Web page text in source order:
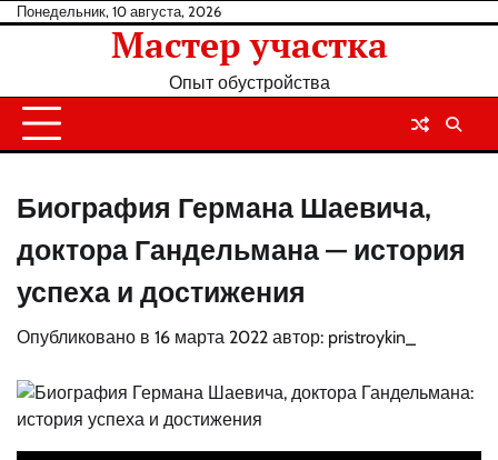
Перейти
Понедельник, 10 августа, 2026
Мастер участка
Опыт обустройства
Биография Германа Шаевича,
доктора Гандельмана — история
успеха и достижения
Опубликовано в 16 марта 2022 автор: pristroykin_